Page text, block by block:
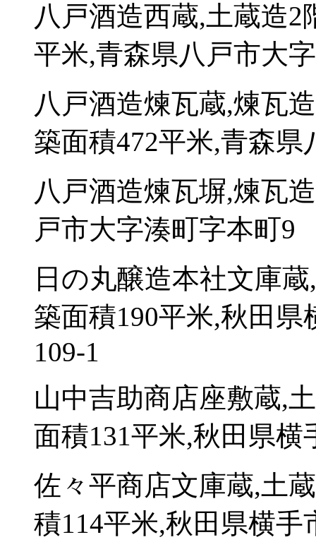
八戸酒造西蔵,土蔵造
平米,青森県八戸市大
八戸酒造煉瓦蔵,煉瓦
築面積472平米,青森
八戸酒造煉瓦塀,煉瓦
戸市大字湊町字本町9
日の丸醸造本社文庫
築面積190平米,秋田
109-1
山中吉助商店座敷蔵,
面積131平米,秋田県
佐々平商店文庫蔵,土
積114平米,秋田県横